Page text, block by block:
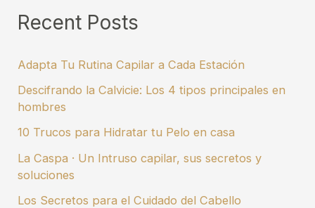
Recent Posts
Adapta Tu Rutina Capilar a Cada Estación
Descifrando la Calvicie: Los 4 tipos principales en
hombres
10 Trucos para Hidratar tu Pelo en casa
La Caspa · Un Intruso capilar, sus secretos y
soluciones
Los Secretos para el Cuidado del Cabello